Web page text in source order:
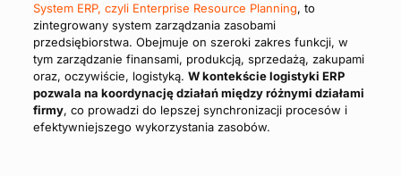
System ERP, czyli Enterprise Resource Planning, to
zintegrowany system zarządzania zasobami
przedsiębiorstwa. Obejmuje on szeroki zakres funkcji, w
tym zarządzanie finansami, produkcją, sprzedażą, zakupami
oraz, oczywiście, logistyką. W kontekście logistyki ERP
pozwala na koordynację działań między różnymi działami
firmy, co prowadzi do lepszej synchronizacji procesów i
efektywniejszego wykorzystania zasobów.